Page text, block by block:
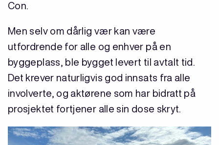
Con.
Men selv om dårlig vær kan være
utfordrende for alle og enhver på en
byggeplass, ble bygget levert til avtalt tid.
Det krever naturligvis god innsats fra alle
involverte, og aktørene som har bidratt på
prosjektet fortjener alle sin dose skryt.